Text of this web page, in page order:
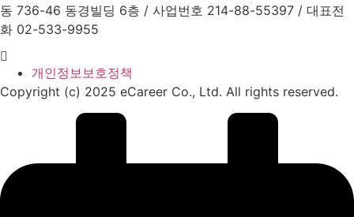
동 736-46 동경빌딩 6층 / 사업번호 214-88-55397 / 대표전
화 02-533-9955
개인정보보호정책
Copyright (c) 2025 eCareer Co., Ltd. All rights reserved.